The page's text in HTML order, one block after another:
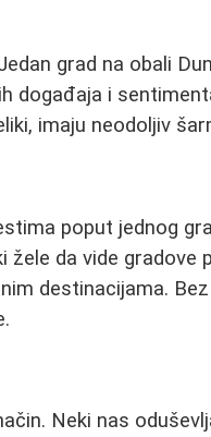
grad na obali
događaja i
imaju neodoljiv
poput jednog
žele da vide gradove
destinacijama.
Neki nas